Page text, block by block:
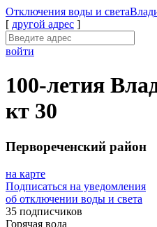
Отключения воды и света
[ другой адрес ]
войти
100-летия
кт 30
Первореченский район
на карте
Подписаться на уведомления
об отключении воды и света
35 подписчиков
Горячая вода